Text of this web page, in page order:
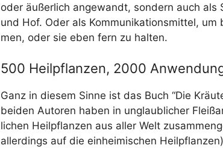
oder äußer­lich ange­wandt, son­dern auch als
und Hof. Oder als Kom­mu­ni­ka­ti­ons­mit­tel,
men, oder sie eben fern zu halten.
500 Heilpflanzen, 2000
Ganz in die­sem Sin­ne ist das Buch “Die
bei­den Autoren haben in unglaub­li­cher
li­chen Heil­pflan­zen aus aller Welt
aller­dings auf die ein­hei­mi­schen